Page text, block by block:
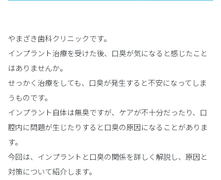
やまざき歯科クリニックです。
インプラント治療を受けた後、口臭が気になると感じたこと
はありませんか。
せっかく治療をしても、口臭が発生すると不安になってしま
うものです。
インプラント自体は無臭ですが、ケアが不十分だったり、口
腔内に問題が生じたりすると口臭の原因になることがありま
す。
今回は、インプラントと口臭の関係を詳しく解説し、原因と
対策について紹介します。